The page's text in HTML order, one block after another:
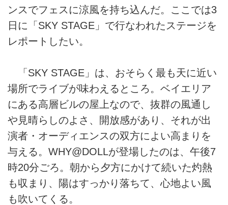
ンスでフェスに涼風を持ち込んだ。ここでは3
日に「SKY STAGE」で行なわれたステージを
レポートしたい。
「SKY STAGE」は、おそらく最も天に近い
場所でライブが味わえるところ。ベイエリア
にある高層ビルの屋上なので、抜群の風通し
や見晴らしのよさ、開放感があり、それが出
演者・オーディエンスの双方によい高まりを
与える。WHY@DOLLが登場したのは、午後7
時20分ごろ。朝から夕方にかけて続いた灼熱
も収まり、陽はすっかり落ちて、心地よい風
も吹いてくる。